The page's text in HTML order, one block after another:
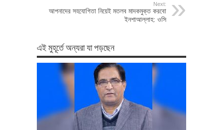
Next:
আপনাদের সহযোগিতা নিয়েই মতলব মাদকমুক্ত করবো
ইনশাআল্লাহ: ওসি
এই মুহূর্তে অন্যরা যা পড়ছেন